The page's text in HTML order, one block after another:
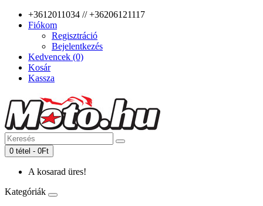
+3612011034 // +36206121117
Fiókom
Regisztráció
Bejelentkezés
Kedvencek (0)
Kosár
Kassza
0 tétel - 0Ft
A kosarad üres!
Kategóriák